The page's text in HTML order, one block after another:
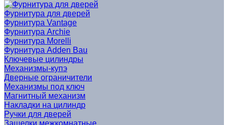
Фурнитура для дверей
Фурнитура Vantage
Фурнитура Archie
Фурнитура Morelli
Фурнитура Adden Bau
Ключевые цилиндры
Механизмы-купэ
Дверные ограничители
Механизмы под ключ
Магнитный механизм
Накладки на цилиндр
Ручки для дверей
Защелки межкомнатные